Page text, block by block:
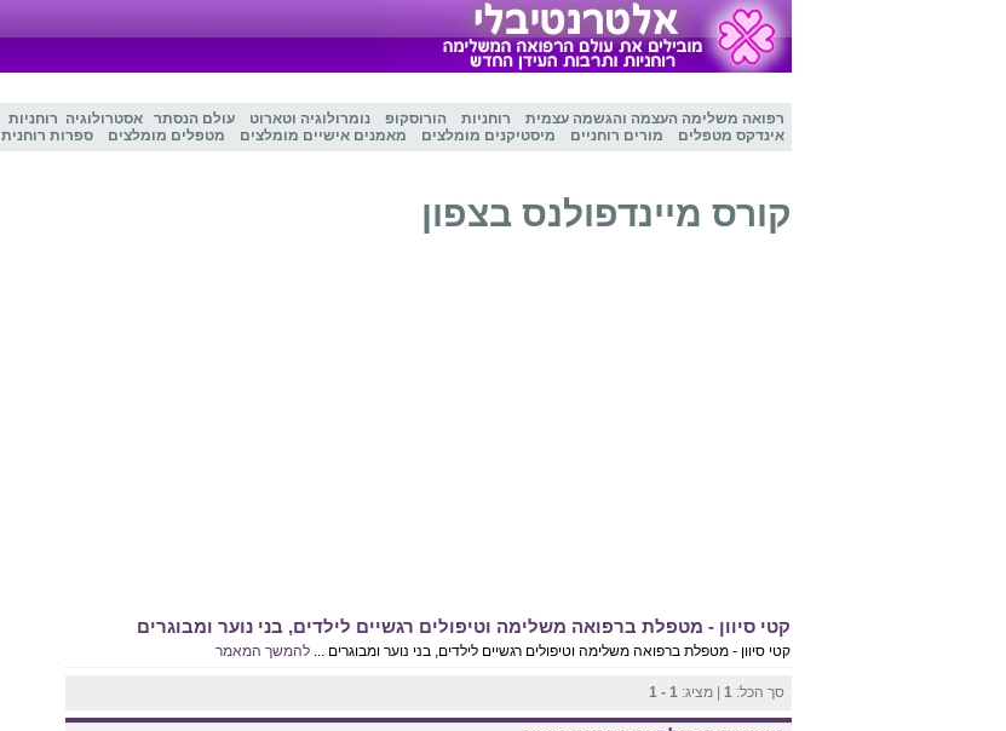
רפואה משלימה העצמה והגשמה עצמית רוחניות הורוסקופ נומרולוגיה וטארוט עולם הנסתר אסטרולוגיה רוחניות
אינדקס מטפלים
מורים רוחניים מיסטיקנים מומלצים מאמנים אישיים מומלצים מטפלים מומלצים ספרות רוחנית
קורס מיינדפולנס בצפון
קטי סיוון - מטפלת ברפואה משלימה וטיפולים רגשיים לילדים, בני נוער ומבוגרים
קטי סיוון - מטפלת ברפואה משלימה וטיפולים רגשיים לילדים, בני נוער ומבוגרים ... להמשך המאמר
סך הכל: 1 | מציג: 1 - 1